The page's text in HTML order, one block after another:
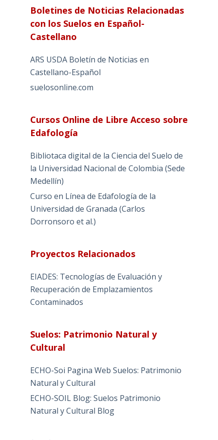
Boletines de Noticias Relacionadas
con los Suelos en Español-
Castellano
ARS USDA Boletín de Noticias en
Castellano-Español
suelosonline.com
Cursos Online de Libre Acceso sobre
Edafología
Bibliotaca digital de la Ciencia del Suelo de
la Universidad Nacional de Colombia (Sede
Medellín)
Curso en Línea de Edafología de la
Universidad de Granada (Carlos
Dorronsoro et al.)
Proyectos Relacionados
EIADES: Tecnologías de Evaluación y
Recuperación de Emplazamientos
Contaminados
Suelos: Patrimonio Natural y
Cultural
ECHO-Soi Pagina Web Suelos: Patrimonio
Natural y Cultural
ECHO-SOIL Blog: Suelos Patrimonio
Natural y Cultural Blog